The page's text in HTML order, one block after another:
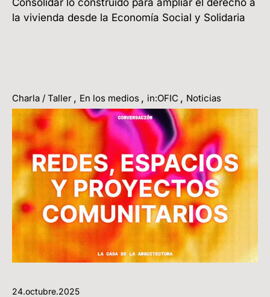
la vivienda desde la Economía Social y Solidaria
Charla / Taller , En los medios , in:OFIC , Noticias
24.octubre.2025